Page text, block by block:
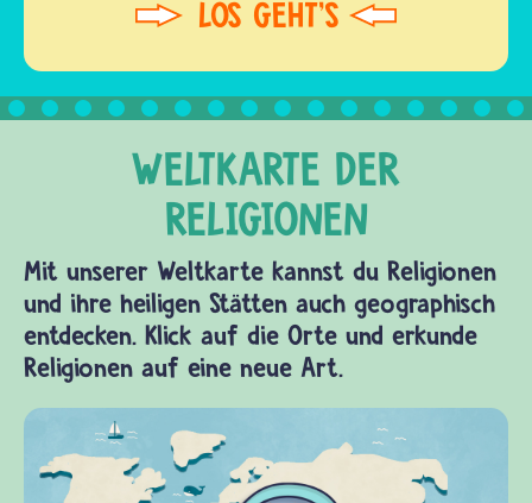
Mit unserer Weltkarte kannst du Religionen
und ihre heiligen Stätten auch geographisch
entdecken. Klick auf die Orte und erkunde
Religionen auf eine neue Art.